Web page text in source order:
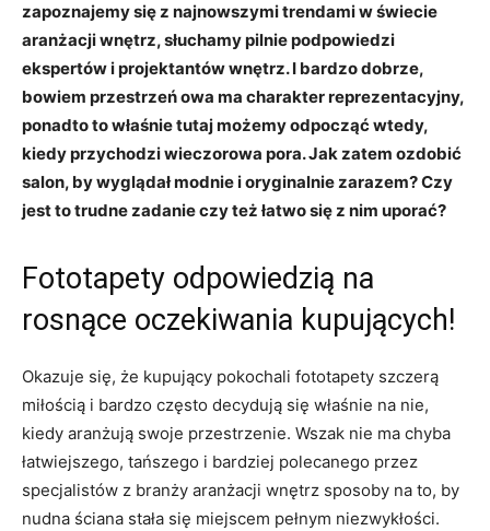
zapoznajemy się z najnowszymi trendami w świecie
aranżacji wnętrz, słuchamy pilnie podpowiedzi
ekspertów i projektantów wnętrz. I bardzo dobrze,
bowiem przestrzeń owa ma charakter reprezentacyjny,
ponadto to właśnie tutaj możemy odpocząć wtedy,
kiedy przychodzi wieczorowa pora. Jak zatem ozdobić
salon, by wyglądał modnie i oryginalnie zarazem? Czy
jest to trudne zadanie czy też łatwo się z nim uporać?
Fototapety odpowiedzią na
rosnące oczekiwania kupujących!
Okazuje się, że kupujący pokochali fototapety szczerą
miłością i bardzo często decydują się właśnie na nie,
kiedy aranżują swoje przestrzenie. Wszak nie ma chyba
łatwiejszego, tańszego i bardziej polecanego przez
specjalistów z branży aranżacji wnętrz sposoby na to, by
nudna ściana stała się miejscem pełnym niezwykłości.